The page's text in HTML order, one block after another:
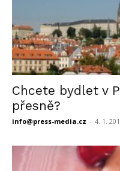
Chcete bydlet v
přesně?
info@press-media.cz - 4. 1.